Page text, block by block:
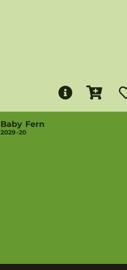
Baby Fern
2029-20